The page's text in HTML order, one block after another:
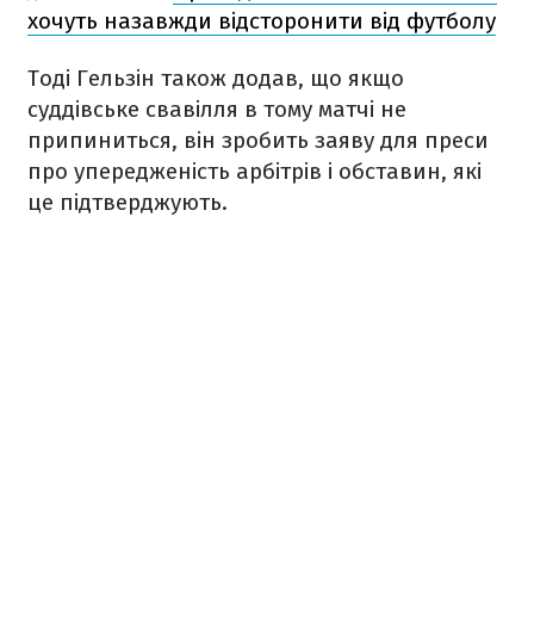
хочуть назавжди відсторонити від футболу
Тоді Гельзін також додав, що якщо
суддівське свавілля в тому матчі не
припиниться, він зробить заяву для преси
про упередженість арбітрів і обставин, які
це підтверджують.